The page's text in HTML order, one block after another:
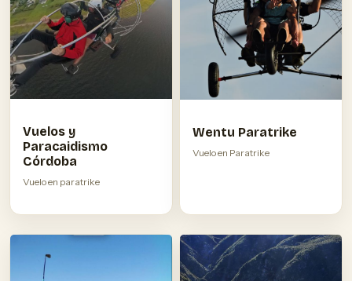
Vuelos y
Paracaidismo
Córdoba
Vuelo en paratrike
Wentu Paratrike
Vuelo en Paratrike